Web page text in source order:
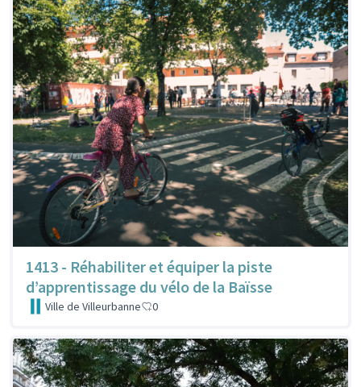
1413 - Réhabiliter et équiper la piste
d’apprentissage du vélo de la Baïsse
Ville de Villeurbanne 0